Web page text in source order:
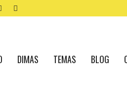
DIMAS TEMAS BLOG